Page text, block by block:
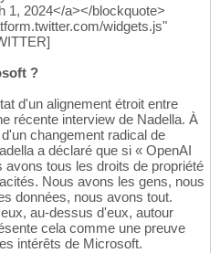
1, 2024</a></blockquote>
widgets.js"
?
d'un alignement étroit entre
récente interview de Nadella. À
changement radical de
a déclaré que si « OpenAI
tous les droits de propriété
Nous avons les gens, nous
données, nous avons tout.
au-dessus d'eux, autour
cela comme une preuve
intérêts de Microsoft.